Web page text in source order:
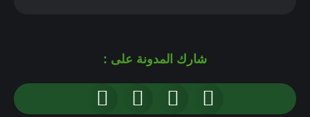
شارك المدونة على :